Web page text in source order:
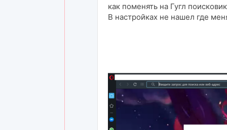
как поменять на Гугл поисковик
В настройках не нашел где